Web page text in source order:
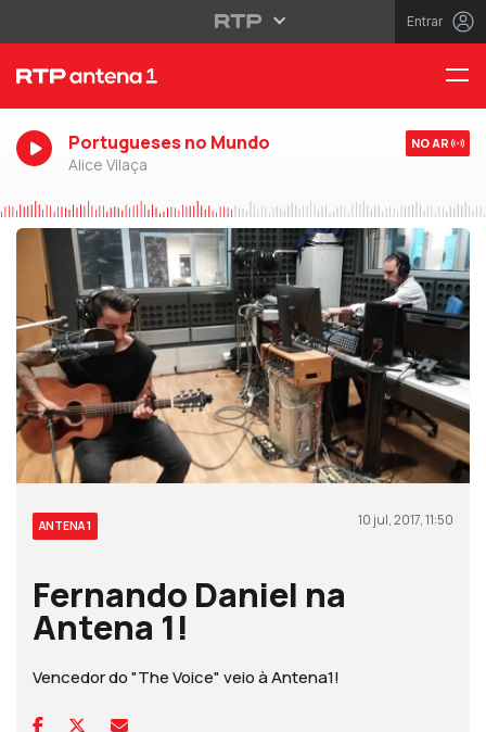
Entrar
Portugueses no Mundo
Alice Vilaça
NO AR
ANTENA 1 10 jul, 2017, 11:50
Fernando Daniel na
Antena 1!
Vencedor do "The Voice" veio à Antena1!